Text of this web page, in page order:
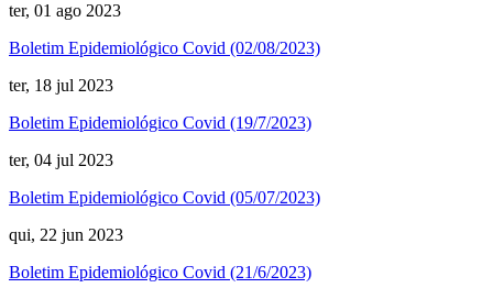
ter, 01 ago 2023
Boletim Epidemiológico Covid (02/08/2023)
ter, 18 jul 2023
Boletim Epidemiológico Covid (19/7/2023)
ter, 04 jul 2023
Boletim Epidemiológico Covid (05/07/2023)
qui, 22 jun 2023
Boletim Epidemiológico Covid (21/6/2023)